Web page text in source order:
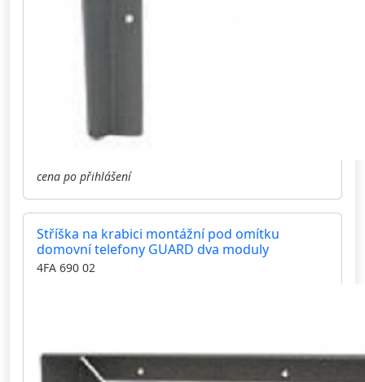
cena po přihlášení
Stříška na krabici montážní pod omítku
domovní telefony GUARD dva moduly
4FA 690 02